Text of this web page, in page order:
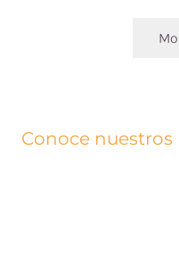
Conoce nuestros